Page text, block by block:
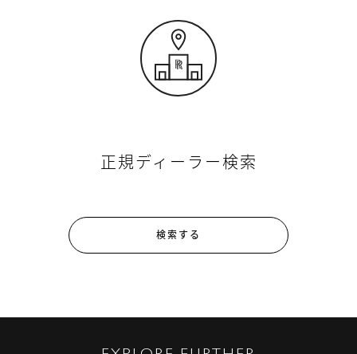
正規ディーラー検索
検索する